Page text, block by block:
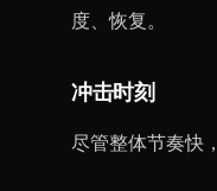
度、恢复。
冲击时刻
尽管整体节奏快